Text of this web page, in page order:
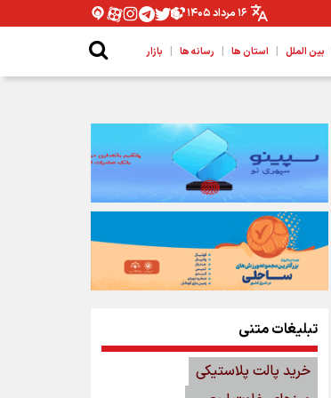
۱۶ مرداد ۱۴۰۵
بین الملل | استان ها | رسانه ها | بازار
تبلیغات متنی
خرید پالت پلاستیکی